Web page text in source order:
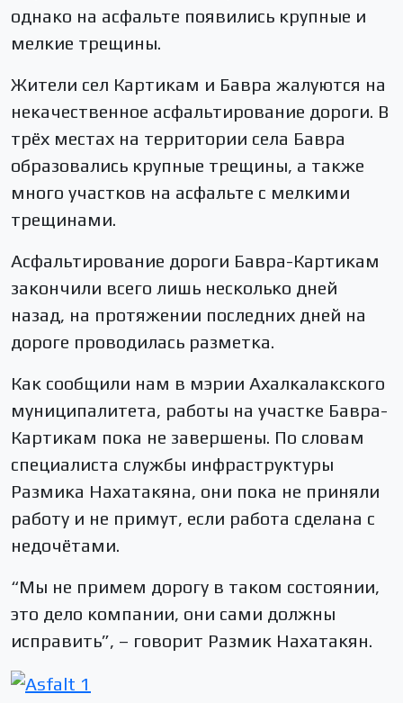
однако на асфальте появились крупные и
мелкие трещины.
Жители сел Картикам и Бавра жалуются на
некачественное асфальтирование дороги. В
трёх местах на территории села Бавра
образовались крупные трещины, а также
много участков на асфальте с мелкими
трещинами.
Асфальтирование дороги Бавра-Картикам
закончили всего лишь несколько дней
назад, на протяжении последних дней на
дороге проводилась разметка.
Как сообщили нам в мэрии Ахалкалакского
муниципалитета, работы на участке Бавра-
Картикам пока не завершены. По словам
специалиста службы инфраструктуры
Размика Нахатакяна, они пока не приняли
работу и не примут, если работа сделана с
недочётами.
“Мы не примем дорогу в таком состоянии,
это дело компании, они сами должны
исправить”, – говорит Размик Нахатакян.